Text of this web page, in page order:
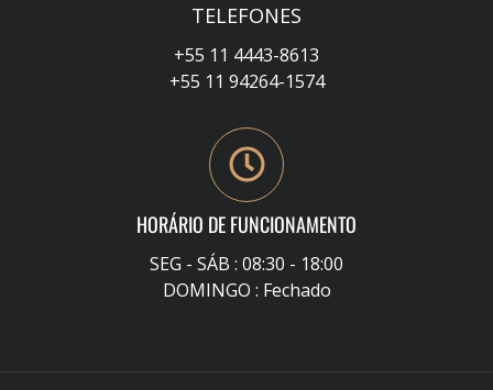
TELEFONES
+55 11 4443-8613
+55 11 94264-1574
HORÁRIO DE FUNCIONAMENTO
SEG - SÁB : 08:30 - 18:00
DOMINGO : Fechado